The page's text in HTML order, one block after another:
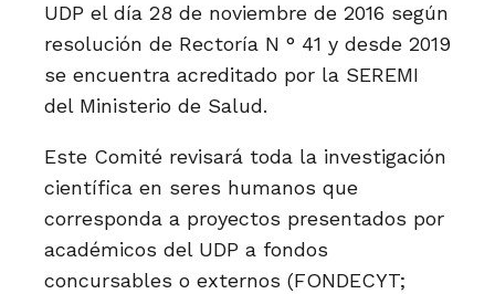
UDP el día 28 de noviembre de 2016 según
resolución de Rectoría N ° 41 y desde 2019
se encuentra acreditado por la SEREMI
del Ministerio de Salud.
Este Comité revisará toda la investigación
científica en seres humanos que
corresponda a proyectos presentados por
académicos del UDP a fondos
concursables o externos (FONDECYT;